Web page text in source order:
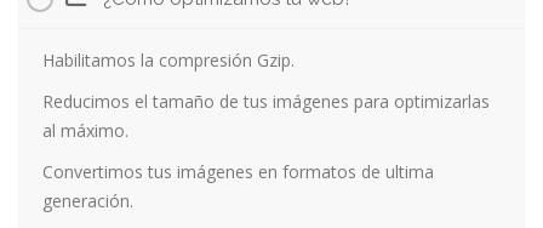
Habilitamos la compresión Gzip.
Reducimos el tamaño de tus imágenes para optimizarlas
al máximo.
Convertimos tus imágenes en formatos de ultima
generación.